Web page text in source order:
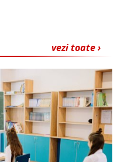
vezi toate ›